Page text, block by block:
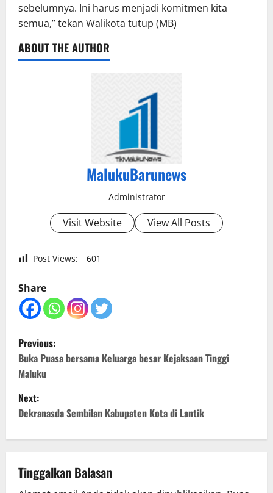
sebelumnya. Ini harus menjadi komitmen kita
semua,” tekan Walikota tutup (MB)
ABOUT THE AUTHOR
MalukuBarunews
Administrator
Visit Website View All Posts
Post Views: 601
Share
P
o
s
t
n
a
Previous:
Buka Puasa bersama Keluarga besar Kejaksaan Tinggi
Maluku
Next:
Dekranasda Sembilan Kabupaten Kota di Lantik
Tinggalkan Balasan